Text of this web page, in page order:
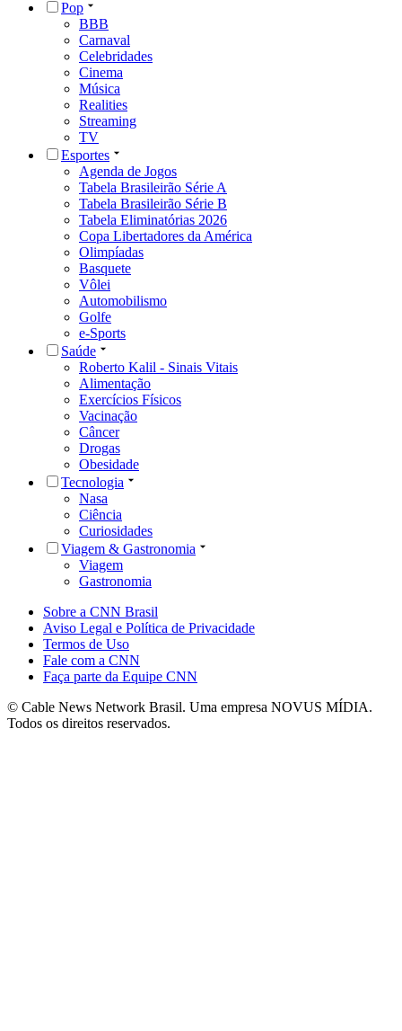
Pop
BBB
Carnaval
Celebridades
Cinema
Música
Realities
Streaming
TV
Esportes
Agenda de Jogos
Tabela Brasileirão Série A
Tabela Brasileirão Série B
Tabela Eliminatórias 2026
Copa Libertadores da América
Olimpíadas
Basquete
Vôlei
Automobilismo
Golfe
e-Sports
Saúde
Roberto Kalil - Sinais Vitais
Alimentação
Exercícios Físicos
Vacinação
Câncer
Drogas
Obesidade
Tecnologia
Nasa
Ciência
Curiosidades
Viagem & Gastronomia
Viagem
Gastronomia
Sobre a CNN Brasil
Aviso Legal e Política de Privacidade
Termos de Uso
Fale com a CNN
Faça parte da Equipe CNN
© Cable News Network Brasil. Uma empresa NOVUS MÍDIA.
Todos os direitos reservados.